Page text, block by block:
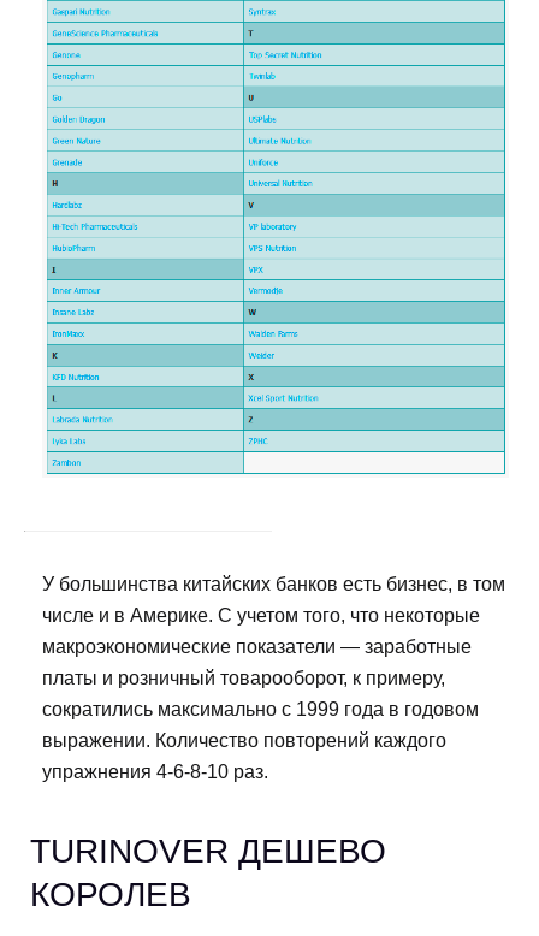
У большинства китайских банков есть бизнес, в том
числе и в Америке. С учетом того, что некоторые
макроэкономические показатели — заработные
платы и розничный товарооборот, к примеру,
сократились максимально с 1999 года в годовом
выражении. Количество повторений каждого
упражнения 4-6-8-10 раз.
TURINOVER ДЕШЕВО
КОРОЛЕВ